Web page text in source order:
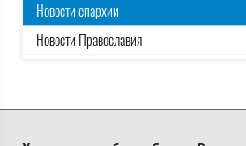
Новости епархии
Новости Православия